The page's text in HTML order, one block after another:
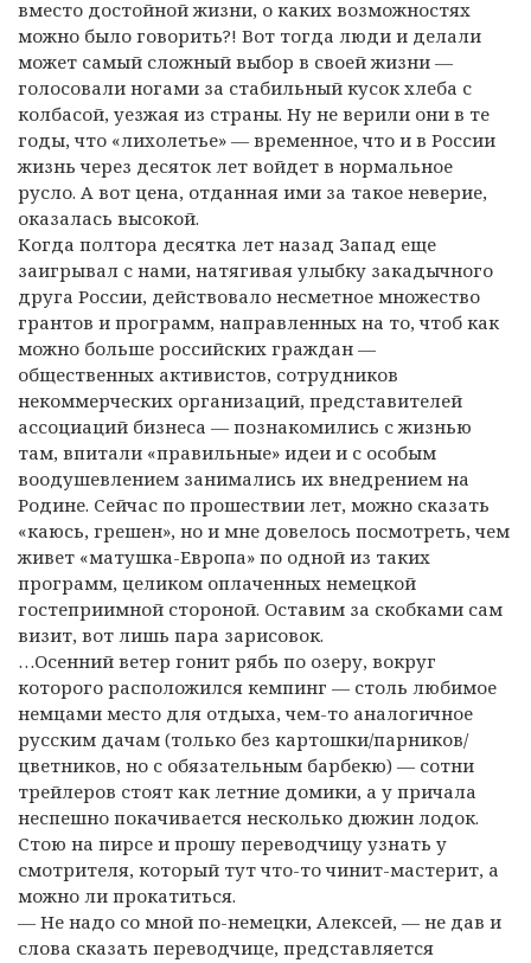
вместо достойной жизни, о каких возможностях
можно было говорить?! Вот тогда люди и делали
может самый сложный выбор в своей жизни —
голосовали ногами за стабильный кусок хлеба с
колбасой, уезжая из страны. Ну не верили они в те
годы, что «лихолетье» — временное, что и в России
жизнь через десяток лет войдет в нормальное
русло. А вот цена, отданная ими за такое неверие,
оказалась высокой.
Когда полтора десятка лет назад Запад еще
заигрывал с нами, натягивая улыбку закадычного
друга России, действовало несметное множество
грантов и программ, направленных на то, чтоб как
можно больше российских граждан —
общественных активистов, сотрудников
некоммерческих организаций, представителей
ассоциаций бизнеса — познакомились с жизнью
там, впитали «правильные» идеи и с особым
воодушевлением занимались их внедрением на
Родине. Сейчас по прошествии лет, можно сказать
«каюсь, грешен», но и мне довелось посмотреть, чем
живет «матушка-Европа» по одной из таких
программ, целиком оплаченных немецкой
гостеприимной стороной. Оставим за скобками сам
визит, вот лишь пара зарисовок.
…Осенний ветер гонит рябь по озеру, вокруг
которого расположился кемпинг — столь любимое
немцами место для отдыха, чем-то аналогичное
русским дачам (только без картошки/парников/
цветников, но с обязательным барбекю) — сотни
трейлеров стоят как летние домики, а у причала
неспешно покачивается несколько дюжин лодок.
Стою на пирсе и прошу переводчицу узнать у
смотрителя, который тут что-то чинит-мастерит, а
можно ли прокатиться.
— Не надо со мной по-немецки, Алексей, — не дав и
слова сказать переводчице, представляется